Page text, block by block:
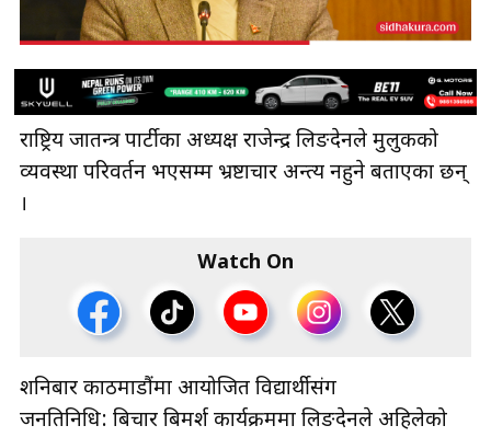
राष्ट्रिय प्रजातन्त्र पार्टीका अध्यक्ष राजेन्द्र लिङदेनले मुलुकको
व्यवस्था परिवर्तन भएसम्म भ्रष्टाचार अन्त्य नहुने बताएका छन्
।
Watch On
शनिबार काठमाडौंमा आयोजित विद्यार्थीसंग
जनप्रतिनिधि: बिचार बिमर्श कार्यक्रममा लिङदेनले अहिलेको